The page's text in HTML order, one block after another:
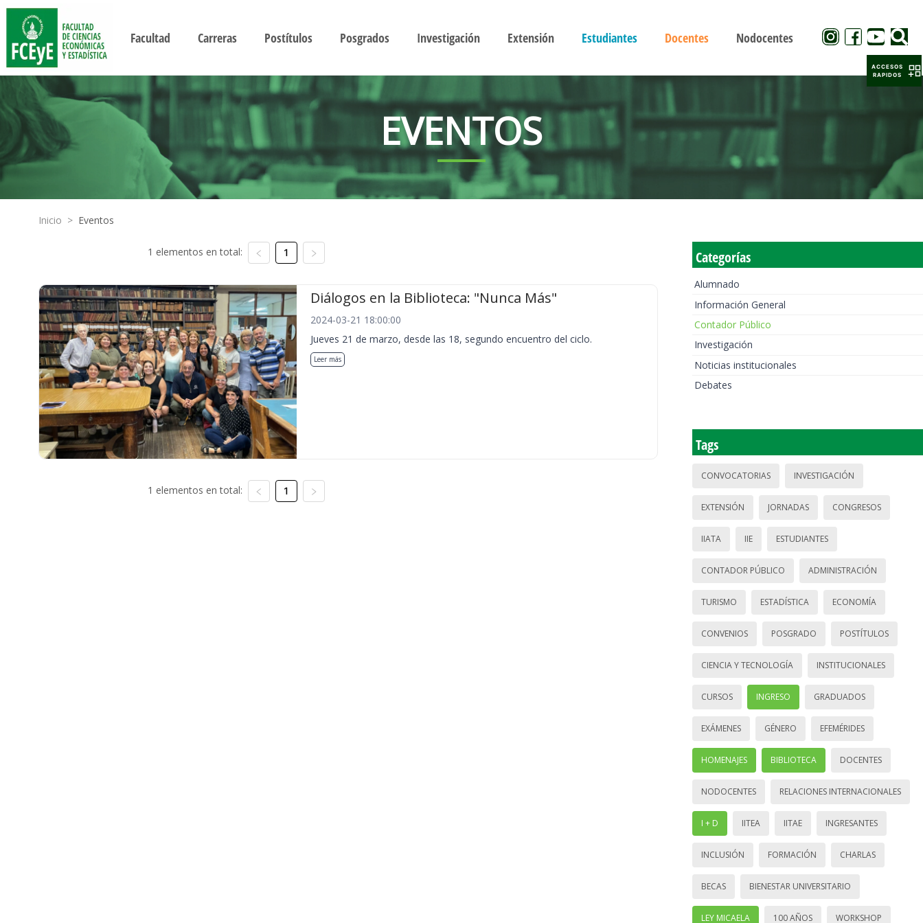
Facultad Carreras Postítulos Posgrados Investigación Extensión Estudiantes Docentes Nodocentes
EVENTOS
Inicio > Eventos
1 elementos en total: 1
Diálogos en la Biblioteca: "Nunca Más"
2024-03-21 18:00:00
Jueves 21 de marzo, desde las 18, segundo encuentro del ciclo.
Leer más
1 elementos en total: 1
Categorías
Alumnado
Información General
Contador Público
Investigación
Noticias institucionales
Debates
Tags
CONVOCATORIAS INVESTIGACIÓN
EXTENSIÓN JORNADAS CONGRESOS
IIATA IIE ESTUDIANTES
CONTADOR PÚBLICO ADMINISTRACIÓN
TURISMO ESTADÍSTICA ECONOMÍA
CONVENIOS POSGRADO POSTÍTULOS
CIENCIA Y TECNOLOGÍA INSTITUCIONALES
CURSOS INGRESO GRADUADOS
EXÁMENES GÉNERO EFEMÉRIDES
HOMENAJES BIBLIOTECA DOCENTES
NODOCENTES RELACIONES INTERNACIONALES
I + D IITEA IITAE INGRESANTES
INCLUSIÓN FORMACIÓN CHARLAS
BECAS BIENESTAR UNIVERSITARIO
LEY MICAELA 100 AÑOS WORKSHOP
ACCESOS
RAPIDOS